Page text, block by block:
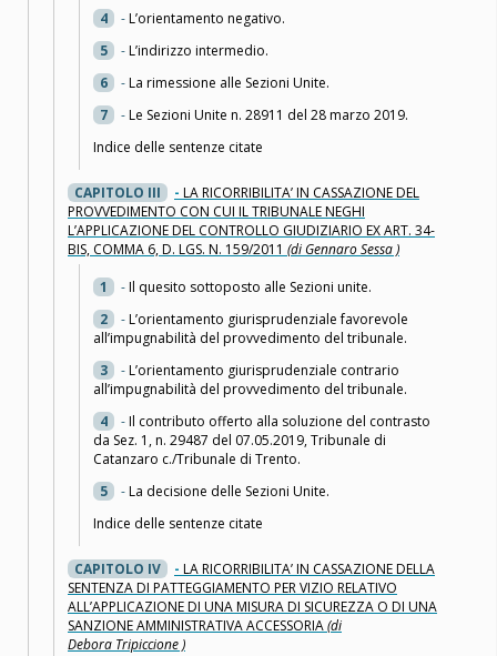
4
-L’orientamento negativo.
5
-L’indirizzo intermedio.
6
-La rimessione alle Sezioni Unite.
7
-Le Sezioni Unite n. 28911 del 28 marzo 2019.
Indice delle sentenze citate
CAPITOLO III - LA RICORRIBILITA’ IN CASSAZIONE DEL
PROVVEDIMENTO CON CUI IL TRIBUNALE NEGHI
L’APPLICAZIONE DEL CONTROLLO GIUDIZIARIO EX ART. 34-
BIS, COMMA 6, D. LGS. N. 159/2011 (di Gennaro Sessa )
1
-Il quesito sottoposto alle Sezioni unite.
2
-L’orientamento giurisprudenziale favorevole
all’impugnabilità del provvedimento del tribunale.
3
-L’orientamento giurisprudenziale contrario
all’impugnabilità del provvedimento del tribunale.
4
-Il contributo offerto alla soluzione del contrasto
da Sez. 1, n. 29487 del 07.05.2019, Tribunale di
Catanzaro c./Tribunale di Trento.
5
-La decisione delle Sezioni Unite.
Indice delle sentenze citate
CAPITOLO IV - LA RICORRIBILITA’ IN CASSAZIONE DELLA
SENTENZA DI PATTEGGIAMENTO PER VIZIO RELATIVO
ALL’APPLICAZIONE DI UNA MISURA DI SICUREZZA O DI UNA
SANZIONE AMMINISTRATIVA ACCESSORIA(di
Debora Tripiccione )